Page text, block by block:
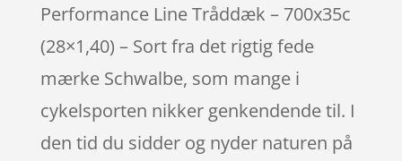
Performance Line Tråddæk – 700x35c
(28×1,40) – Sort fra det rigtig fede
mærke Schwalbe, som mange i
cykelsporten nikker genkendende til. I
den tid du sidder og nyder naturen på